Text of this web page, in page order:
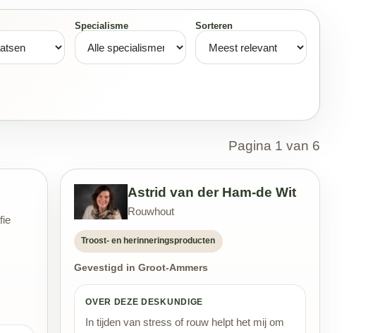
Specialisme Sorteren
Pagina 1 van 6
Astrid van der Ham-de Wit
Rouwhout
Troost- en herinneringsproducten
Gevestigd in Groot-Ammers
OVER DEZE DESKUNDIGE
In tijden van stress of rouw helpt het mij om